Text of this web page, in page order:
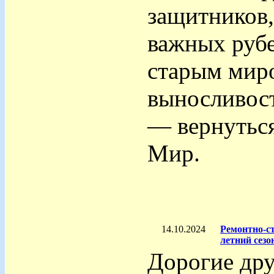
важных
старым
—
Мир.
14.10.2024
Ремонтно-
летний
Дорогие